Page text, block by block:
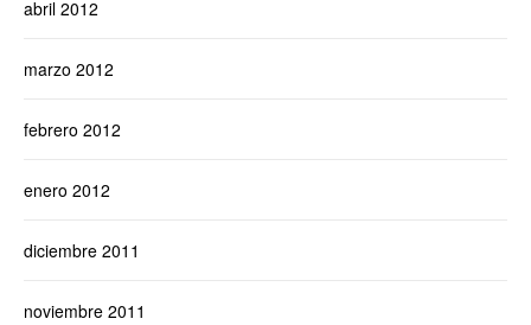
abril 2012
marzo 2012
febrero 2012
enero 2012
diciembre 2011
noviembre 2011